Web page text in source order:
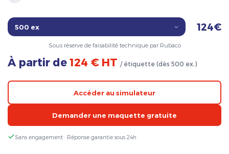
124€
Sous réserve de faisabilité technique par Rubaco
À partir de 124 € HT / étiquette (dès 500 ex.)
Accéder au simulateur
Demander une maquette gratuite
Sans engagement · Réponse garantie sous 24h